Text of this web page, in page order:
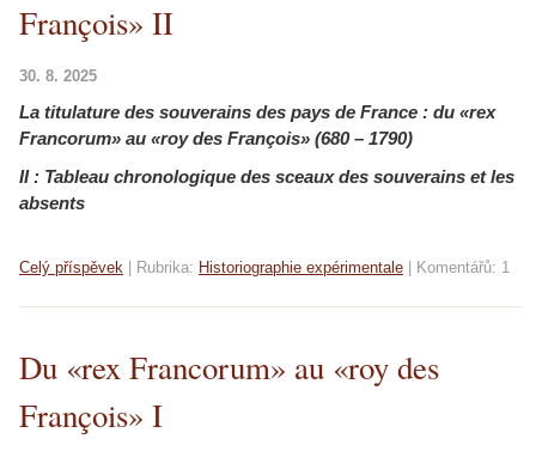
François» II
30. 8. 2025
La titulature des souverains des pays de France : du «rex
Francorum» au «roy des François» (680 – 1790)
II : Tableau chronologique des sceaux des souverains et les
absents
Celý příspěvek Rubrika: Historiographie expérimentale Komentářů: 1
Du «rex Francorum» au «roy des
François» I